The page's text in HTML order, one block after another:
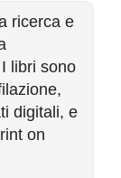
libri sono
digitali, e
on